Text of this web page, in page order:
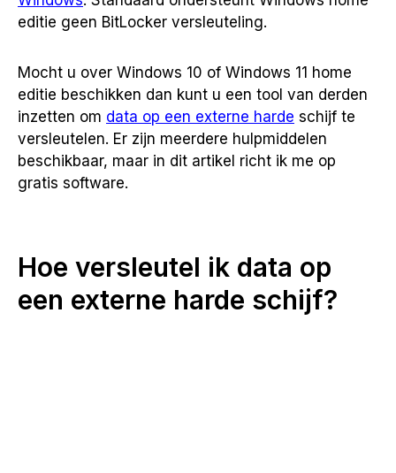
editie geen BitLocker versleuteling.
Mocht u over Windows 10 of Windows 11 home
editie beschikken dan kunt u een tool van derden
inzetten om data op een externe harde schijf te
versleutelen. Er zijn meerdere hulpmiddelen
beschikbaar, maar in dit artikel richt ik me op
gratis software.
Hoe versleutel ik data op
een externe harde schijf?